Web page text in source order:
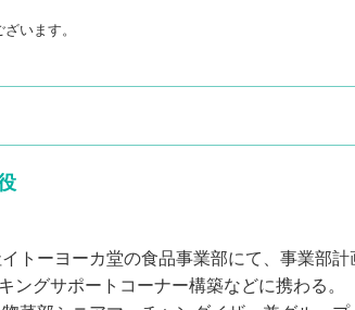
います。
トーヨーカ堂の食品事業部にて、事業部
ングサポートコーナー構築などに携わる。